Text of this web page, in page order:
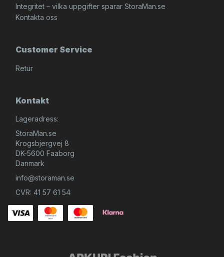
Integritet – vilka uppgifter sparar StoraMan.se
Kontakta oss
Customer Service
Retur
Kontakt
Lageradress:
StoraMan.se
Krogsbjergvej 8
DK-5600 Faaborg
Danmark
info@storaman.se
CVR: 41 57 61 54